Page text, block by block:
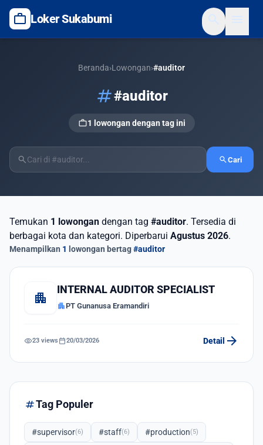
work Loker Sukabumi
Beranda›Lowongan›#auditor
tag#auditor
work1 lowongan dengan tag ini
search searchCari
Temukan 1 lowongan dengan tag #auditor. Tersedia di
berbagai kota dan kategori. Diperbarui Agustus 2026.
Menampilkan 1 lowongan bertag#auditor
apartment
INTERNAL AUDITOR SPECIALIST
apartmentPT Gunanusa Eramandiri
visibility23 views calendar_today20/03/2026 Detail arrow_forward
tagTag Populer
#supervisor(6) #staff(6) #production(5)